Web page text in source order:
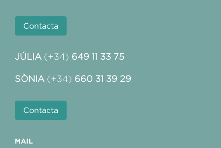
Contacta
JÚLIA (+34) 649 11 33 75
SÒNIA (+34) 660 31 39 29
Contacta
MAIL